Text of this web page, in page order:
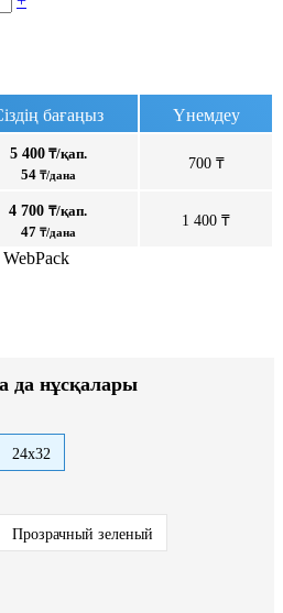
бағаңыз Үнемдеу
5 400₸/қап.
54 ₸/дана
700 ₸
4 700 ₸/қап.
47 ₸/дана
1 400 ₸
WebPack
да нұсқалары
24х32
Прозрачный зеленый